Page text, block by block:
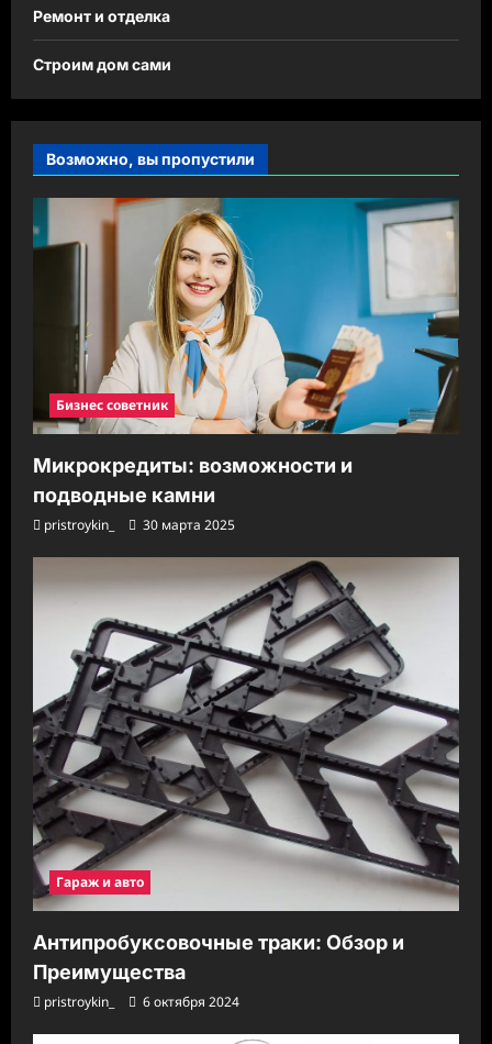
Ремонт и отделка
Строим дом сами
Возможно, вы пропустили
Бизнес советник
Микрокредиты: возможности и
подводные камни
pristroykin_ 30 марта 2025
Гараж и авто
Антипробуксовочные траки: Обзор и
Преимущества
pristroykin_ 6 октября 2024